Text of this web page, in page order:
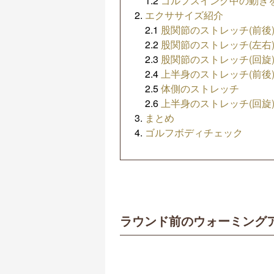
エクササイズ紹介
2.1 股関節のストレッチ(前後)
2.2 股関節のストレッチ(左右)
2.3 股関節のストレッチ(回旋)
2.4上半身のストレッチ(前後)
2.5体側のストレッチ
2.6上半身のストレッチ(回旋)
まとめ
ゴルフボディチェック
ラウンド前のウォーミング